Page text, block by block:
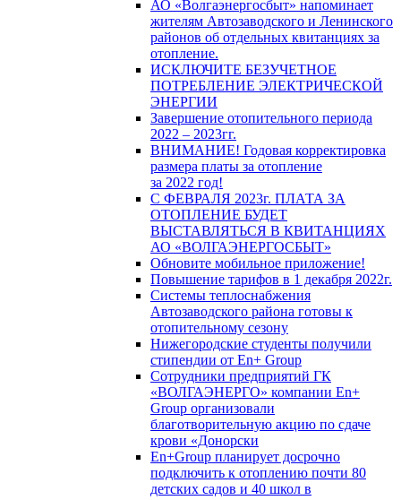
АО «Волгаэнергосбыт» напоминает
жителям Автозаводского и Ленинского
районов об отдельных квитанциях за
отопление.
ИСКЛЮЧИТЕ БЕЗУЧЕТНОЕ
ПОТРЕБЛЕНИЕ ЭЛЕКТРИЧЕСКОЙ
ЭНЕРГИИ
Завершение отопительного периода
2022 – 2023гг.
ВНИМАНИЕ! Годовая корректировка
размера платы за отопление
за 2022 год!
С ФЕВРАЛЯ 2023г. ПЛАТА ЗА
ОТОПЛЕНИЕ БУДЕТ
ВЫСТАВЛЯТЬСЯ В КВИТАНЦИЯХ
АО «ВОЛГАЭНЕРГОСБЫТ»
Обновите мобильное приложение!
Повышение тарифов в 1 декабря 2022г.
Системы теплоснабжения
Автозаводского района готовы к
отопительному сезону
Нижегородские студенты получили
стипендии от En+ Group
Сотрудники предприятий ГК
«ВОЛГАЭНЕРГО» компании En+
Group организовали
благотворительную акцию по сдаче
крови «Донорски
En+Group планирует досрочно
подключить к отоплению почти 80
детских садов и 40 школ в